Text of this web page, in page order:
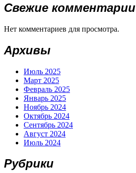
Свежие комментарии
Нет комментариев для просмотра.
Архивы
Июль 2025
Март 2025
Февраль 2025
Январь 2025
Ноябрь 2024
Октябрь 2024
Сентябрь 2024
Август 2024
Июль 2024
Рубрики